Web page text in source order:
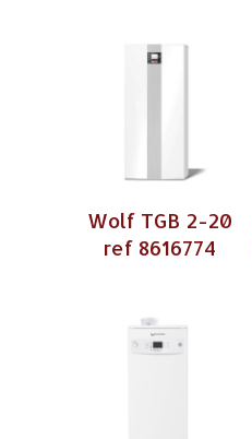
Wolf TGB 2-20
ref 8616774